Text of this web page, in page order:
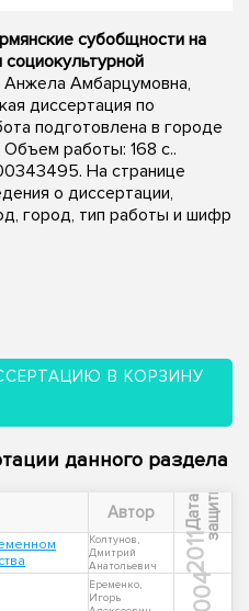
субобщности на
Анжела Амбарцумовна,
диссертация по
подготовлена в городе
работы: 168 с..
На странице
о диссертации,
город, тип работы и шифр
В КОРЗИНУ
данного раздела
Автор Д
а
т
а
з
а
щ
и
т ы
Колтунов,
Дмитрий
Анатольевич
2011
Еременко,
Игорь
2004